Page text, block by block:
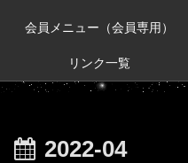
会員メニュー（会員専用）
リンク一覧
2022-04